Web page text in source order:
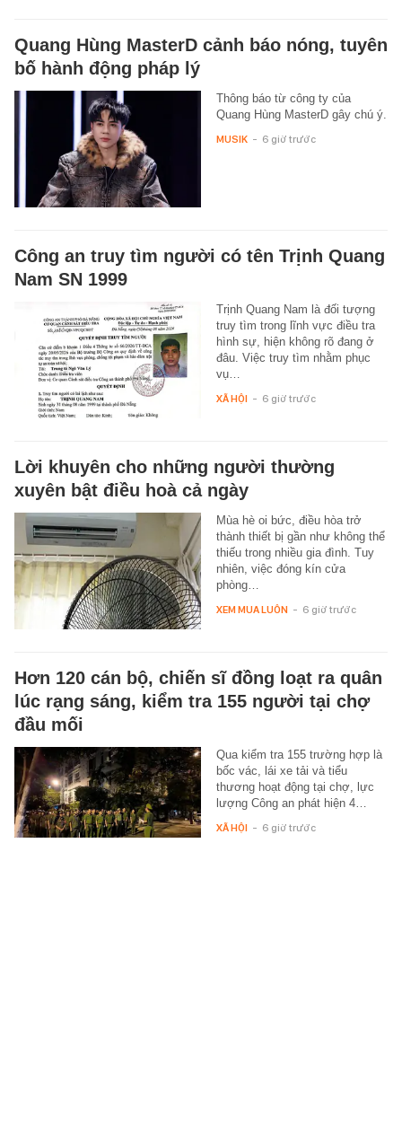
Quang Hùng MasterD cảnh báo nóng, tuyên
bố hành động pháp lý
Thông báo từ công ty của
Quang Hùng MasterD gây chú ý.
MUSIK - 6 giờ trước
Công an truy tìm người có tên Trịnh Quang
Nam SN 1999
Trịnh Quang Nam là đối tượng
truy tìm trong lĩnh vực điều tra
hình sự, hiện không rõ đang ở
đâu. Việc truy tìm nhằm phục
vụ…
XÃ HỘI - 6 giờ trước
Lời khuyên cho những người thường
xuyên bật điều hoà cả ngày
Mùa hè oi bức, điều hòa trở
thành thiết bị gần như không thể
thiếu trong nhiều gia đình. Tuy
nhiên, việc đóng kín cửa
phòng…
XEM MUA LUÔN - 6 giờ trước
Hơn 120 cán bộ, chiến sĩ đồng loạt ra quân
lúc rạng sáng, kiểm tra 155 người tại chợ
đầu mối
Qua kiểm tra 155 trường hợp là
bốc vác, lái xe tải và tiểu
thương hoạt động tại chợ, lực
lượng Công an phát hiện 4…
XÃ HỘI - 6 giờ trước